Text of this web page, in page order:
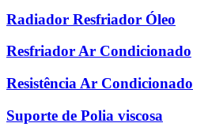
Radiador Resfriador Óleo
Resfriador Ar Condicionado
Resistência Ar Condicionado
Suporte de Polia viscosa